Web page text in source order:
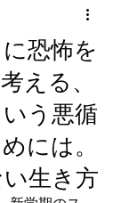
恐怖を
える、
う悪循
には。
生き方